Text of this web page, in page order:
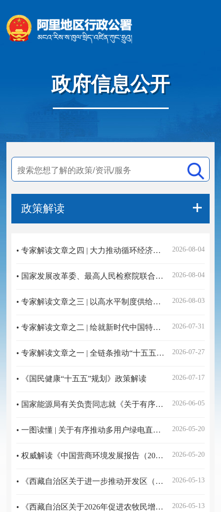
政府信息公开
政策解读
2026-08-04
• 专家解读文章之四 | 大力推动循环经济发展 切实保障重大战略实施
2026-08-04
• 国家发展改革委、最高人民检察院联合发布贯彻实施《民营经济促进法》典型案例（第二批）
2026-08-03
• 专家解读文章之三 | 以高水平制度供给护航循环经济高质量发展
2026-07-31
• 专家解读文章之二 | 绘就新时代中国特色循环经济体系的新蓝图
2026-07-27
• 专家解读文章之一 | 全链条推动“十五五”循环经济高质量发展
2026-07-17
• 《国民健康“十五五”规划》政策解读
2026-06-05
• 国家能源局有关负责同志就《关于有序推动多用户绿电直连发展有关事项的通知》答记者问
2026-05-20
• 一图读懂 | 关于有序推动多用户绿电直连发展有关事项的通知
2026-05-20
• 权威解读《中国营商环境发展报告（2026）》
2026-05-13
• 《西藏自治区关于进一步推动开发区（园区）高质量发展的若干措施》政策解读
2026-05-13
• 《西藏自治区关于2026年促进农牧民增收的若干政策措施》政策解读